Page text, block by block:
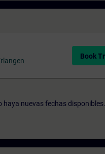
Book
nuevas fechas disponibles.